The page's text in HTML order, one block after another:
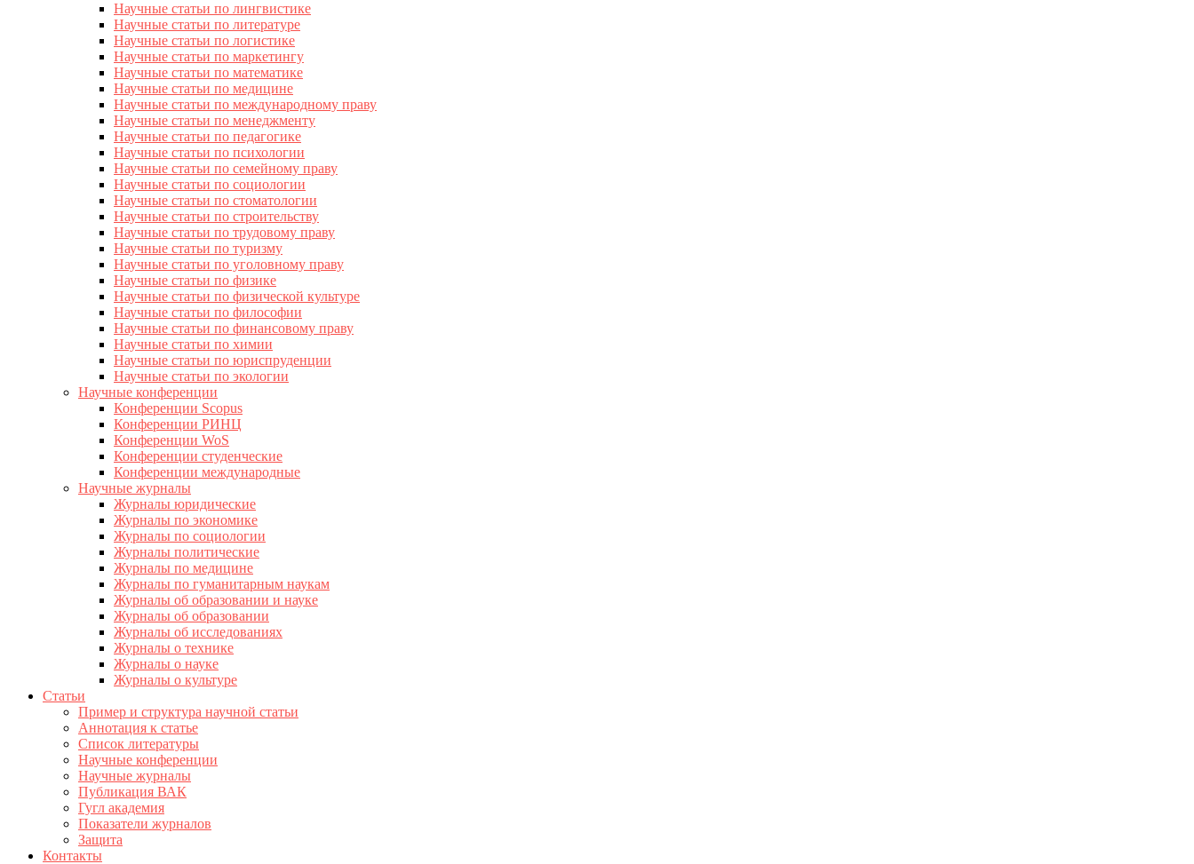
Научные статьи по лингвистике
Научные статьи по литературе
Научные статьи по логистике
Научные статьи по маркетингу
Научные статьи по математике
Научные статьи по медицине
Научные статьи по международному праву
Научные статьи по менеджменту
Научные статьи по педагогике
Научные статьи по психологии
Научные статьи по семейному праву
Научные статьи по социологии
Научные статьи по стоматологии
Научные статьи по строительству
Научные статьи по трудовому праву
Научные статьи по туризму
Научные статьи по уголовному праву
Научные статьи по физике
Научные статьи по физической культуре
Научные статьи по философии
Научные статьи по финансовому праву
Научные статьи по химии
Научные статьи по юриспруденции
Научные статьи по экологии
Научные конференции
Конференции Scopus
Конференции РИНЦ
Конференции WoS
Конференции студенческие
Конференции международные
Научные журналы
Журналы юридические
Журналы по экономике
Журналы по социологии
Журналы политические
Журналы по медицине
Журналы по гуманитарным наукам
Журналы об образовании и науке
Журналы об образовании
Журналы об исследованиях
Журналы о технике
Журналы о науке
Журналы о культуре
Статьи
Пример и структура научной статьи
Аннотация к статье
Список литературы
Научные конференции
Научные журналы
Публикация ВАК
Гугл академия
Показатели журналов
Защита
Контакты